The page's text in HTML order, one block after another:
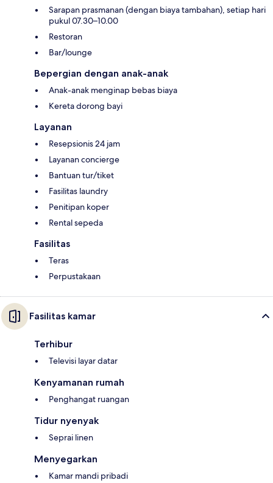
Sarapan prasmanan (dengan biaya tambahan), setiap hari
pukul 07.30–10.00
Restoran
Bar/lounge
Bepergian dengan anak-anak
Anak-anak menginap bebas biaya
Kereta dorong bayi
Layanan
Resepsionis 24 jam
Layanan concierge
Bantuan tur/tiket
Fasilitas laundry
Penitipan koper
Rental sepeda
Fasilitas
Teras
Perpustakaan
Fasilitas kamar
Terhibur
Televisi layar datar
Kenyamanan rumah
Penghangat ruangan
Tidur nyenyak
Seprai linen
Menyegarkan
Kamar mandi pribadi